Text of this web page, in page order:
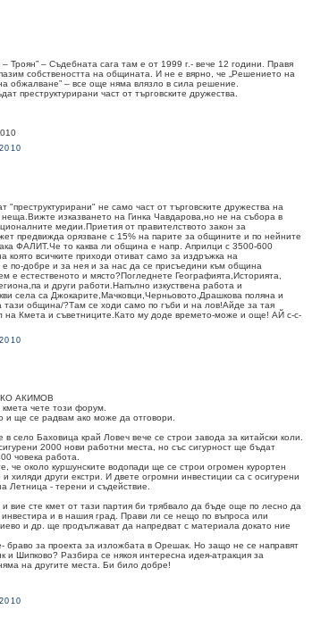
– Троян” – Съдебната сага там е от 1999 г.- вече 12 години. Правя
собствеността на общината. И не е вярно, че „Решението на
обжалване” – все още няма влязло в сила решение.
преструктурирани част от търговските дружества.
не само част от търговските дружества на
изказването на Гинка Чавдарова,но не на събора в
медии.Приетия от правителството закон за
предвижда орязване с 15% на парите за общините и по нейните
ФАЛИТ.Че то каква ли община е напр. Априлци с 3500-600
която всичките приходи отиват само за издръжка на
по-добре и за нея и за нас да се присъедини към община
е естественото и място?Погледнете Географията,Историята,
и други работи.Напълно изкуствена работа и
села са Джокарите,Мачковци,Черньовото,Драшкова поляна и
тази община/?Там се ходи само по гъби и на лов!Айде за тая
на Кмета и съветниците.Като му доде времето-може и още! АЙ с-с-
АКИМОВ
кмета чете този форум.
и ще се радвам ако може да отговори.
село Баховица край Ловеч вече се строи завода за китайски коли.
2000 нови работни места, но със сигурност ще бъдат
човека работа.
че около куршунските водопади ще се строи огромен курортен
хиляди други екстри. И двете огромни инвестиции са с осигурени
Летница - терени и съдействие.
вие сте кмет от тази партия би трябвало да бъде още по лесно да
и в нашия град. Прави ли се нещо по въпроса или
и др. ще продължават да напредват с материала докато ние
браво за проекта за изложбата в Орешак. Но защо не се направят
и Шипково? Разбира се някоя интересна идея-атракция за
на другите места. Би било добре!